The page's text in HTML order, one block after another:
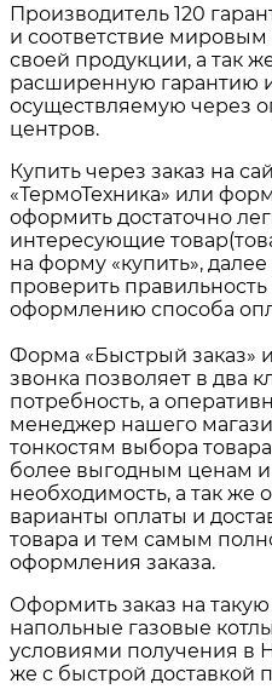
Производитель 120
и соответствие мировым
своей продукции, а так
расширенную гарантию
осуществляемую через
центров.
Купить через заказ на
«ТермоТехника» или
оформить достаточно
интересующие
на форму «купить»,
проверить
оформлению способа
Форма «Быстрый заказ»
звонка позволяет в два
потребность, а
менеджер нашего
тонкостям выбора
более выгодным ценам
необходимость, а так же
варианты оплаты и
товара и тем самым
оформления заказа.
Оформить заказ на
напольные газовые
условиями получения в
же с быстрой доставкой